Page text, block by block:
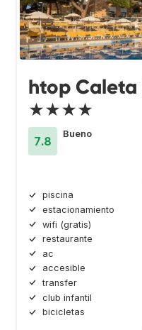
htop Caleta
★★★★
7.8
Bueno
piscina
estacionamiento
wifi (gratis)
restaurante
ac
accesible
transfer
club infantil
bicicletas